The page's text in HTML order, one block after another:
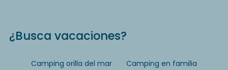
¿Busca vacaciones?
Camping orilla del mar
Camping en familia